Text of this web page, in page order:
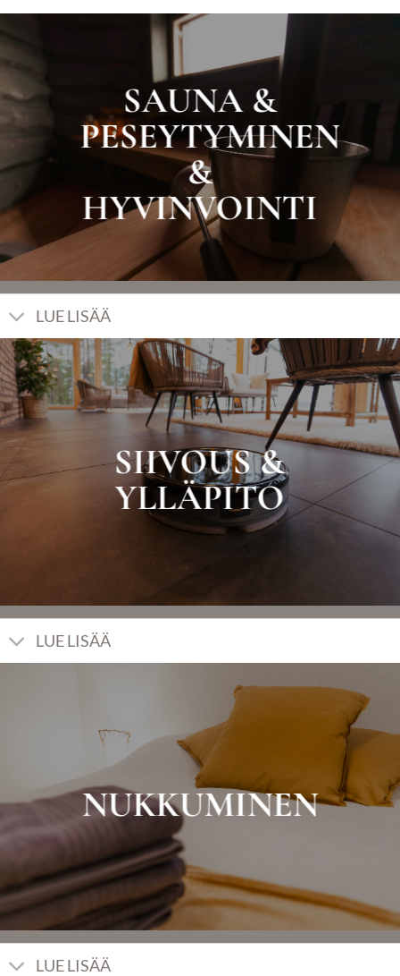
SAUNA &
PESEYTYMINEN
&
HYVINVOINTI
LUE LISÄÄ
SIIVOUS &
YLLÄPITO
LUE LISÄÄ
NUKKUMINEN
LUE LISÄÄ